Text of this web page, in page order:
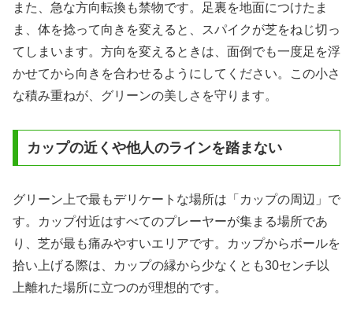
また、急な方向転換も禁物です。足裏を地面につけたま
ま、体を捻って向きを変えると、スパイクが芝をねじ切っ
てしまいます。方向を変えるときは、面倒でも一度足を浮
かせてから向きを合わせるようにしてください。この小さ
な積み重ねが、グリーンの美しさを守ります。
カップの近くや他人のラインを踏まない
グリーン上で最もデリケートな場所は「カップの周辺」で
す。カップ付近はすべてのプレーヤーが集まる場所であ
り、芝が最も痛みやすいエリアです。カップからボールを
拾い上げる際は、カップの縁から少なくとも30センチ以
上離れた場所に立つのが理想的です。